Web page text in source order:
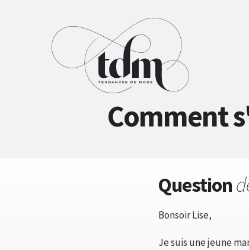
Comment
Question
Bonsoir Lise,
Je suis une jeune